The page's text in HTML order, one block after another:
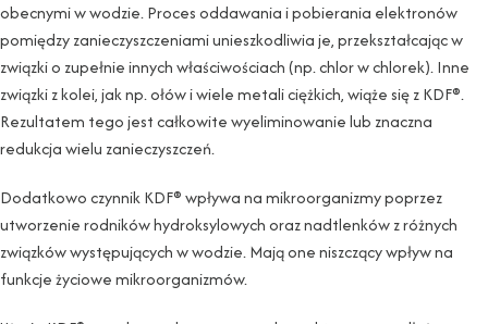
obecnymi w wodzie. Proces oddawania i pobierania elektronów
pomiędzy zanieczyszczeniami unieszkodliwia je, przekształcając w
związki o zupełnie innych właściwościach (np. chlor w chlorek). Inne
związki z kolei, jak np. ołów i wiele metali ciężkich, wiąże się z KDF®.
Rezultatem tego jest całkowite wyeliminowanie lub znaczna
redukcja wielu zanieczyszczeń.
Dodatkowo czynnik KDF® wpływa na mikroorganizmy poprzez
utworzenie rodników hydroksylowych oraz nadtlenków z różnych
związków występujących w wodzie. Mają one niszczący wpływ na
funkcje życiowe mikroorganizmów.